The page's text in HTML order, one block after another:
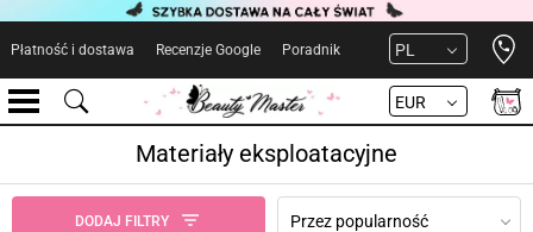
Płatność i dostawa Recenzje Google Poradnik PL
EUR
Materiały eksploatacyjne
DODAJ FILTRY Przez popularność